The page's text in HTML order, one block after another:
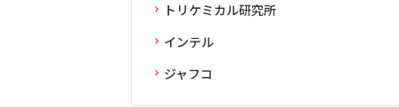
トリケミカル研究所
インテル
ジャフコ